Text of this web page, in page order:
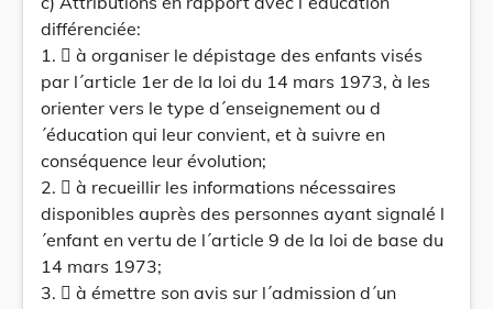
différenciée:
1.  à organiser le dépistage des enfants visés
par l´article 1er de la loi du 14 mars 1973, à les
orienter vers le type d´enseignement ou d
´éducation qui leur convient, et à suivre en
conséquence leur évolution;
2.  à recueillir les informations nécessaires
disponibles auprès des personnes ayant signalé l
´enfant en vertu de l´article 9 de la loi de base du
14 mars 1973;
3.  à émettre son avis sur l´admission d´un